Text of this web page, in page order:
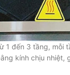
1 đến 3 tầng,
kính chịu